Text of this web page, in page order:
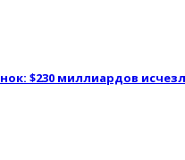
$230 миллиардов